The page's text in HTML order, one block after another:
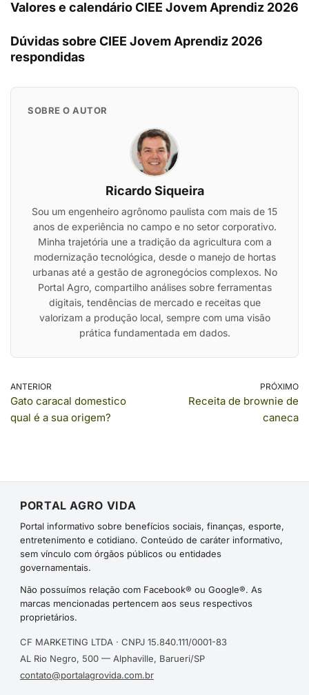
Valores e calendário CIEE Jovem Aprendiz 2026
Dúvidas sobre CIEE Jovem Aprendiz 2026
respondidas
SOBRE O AUTOR
Ricardo Siqueira
Sou um engenheiro agrônomo paulista com mais de 15
anos de experiência no campo e no setor corporativo.
Minha trajetória une a tradição da agricultura com a
modernização tecnológica, desde o manejo de hortas
urbanas até a gestão de agronegócios complexos. No
Portal Agro, compartilho análises sobre ferramentas
digitais, tendências de mercado e receitas que
valorizam a produção local, sempre com uma visão
prática fundamentada em dados.
ANTERIOR
Gato caracal domestico
qual é a sua origem?
PRÓXIMO
Receita de brownie de
caneca
PORTAL AGRO VIDA
Portal informativo sobre benefícios sociais, finanças, esporte,
entretenimento e cotidiano. Conteúdo de caráter informativo,
sem vínculo com órgãos públicos ou entidades
governamentais.
Não possuímos relação com Facebook® ou Google®. As
marcas mencionadas pertencem aos seus respectivos
proprietários.
CF MARKETING LTDA · CNPJ 15.840.111/0001-83
AL Rio Negro, 500 — Alphaville, Barueri/SP
contato@portalagrovida.com.br